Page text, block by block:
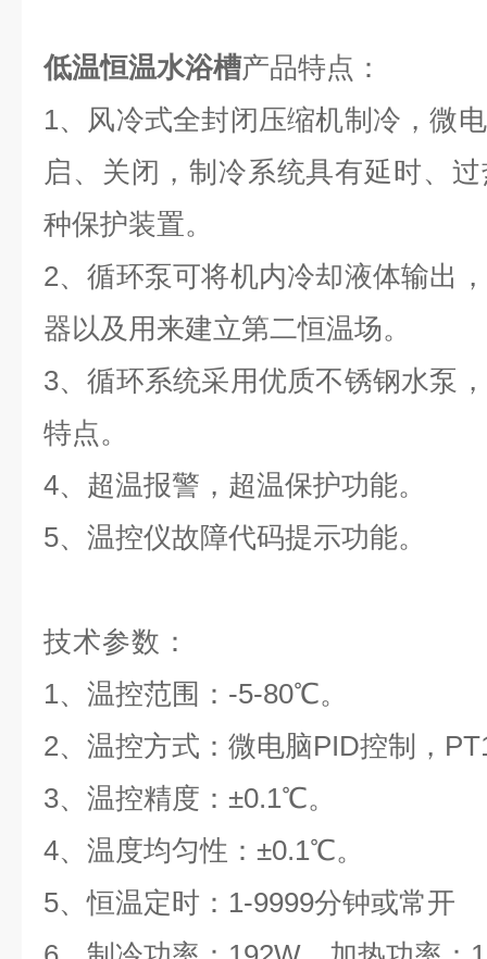
低温恒温水浴槽产品特点：
1、风冷式全封闭压缩机制冷，微
启、关闭，制冷系统具有延时、
种保护装置。
2、循环泵可将机内冷却液体输出
器以及用来建立第二恒温场。
3、循环系统采用优质不锈钢水泵
特点。
4、超温报警，超温保护功能。
5、温控仪故障代码提示功能。
技术参数：
1、温控范围： -5-80℃。
2、温控方式：微电脑PID控制，
3、温控精度：±0.1℃。
4、温度均匀性：±0.1℃。
5、恒温定时：1-9999分钟或常开